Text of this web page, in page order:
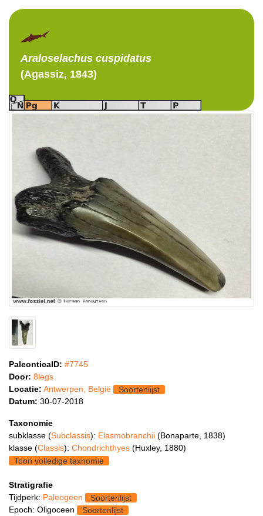
Araloselachus cuspidatus
(Agassiz, 1843)
PaleonticaID: #7745
Door: 8legs
Locatie: Antwerpen, België
Soortenlijst
Datum: 30-07-2018
Taxonomie
subklasse (Subclassis): Elasmobranchii (Bonaparte, 1838)
klasse (Classis): Chondrichthyes (Huxley, 1880)
Toon volledige taxnomie
Stratigrafie
Tijdperk: Paleogeen
Soortenlijst
Epoch: Oligoceen
Soortenlijst